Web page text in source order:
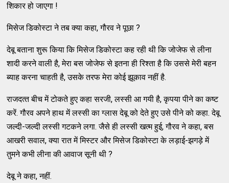
शिकार हो जाएगा !
मिसेज डिकोस्‍टा ने तब क्‍या कहा, गौरव ने पूछा ?
देबू बताना शुरू किया कि मिसेज डिकोस्‍टा कह रही थी कि जोजेफ से लीना
शादी करने वाली है, मेरा बस जोजेफ से इतना ही रिश्‍ता है कि उससे मेरी बहन
ब्‍याह करना चाहती है, उसके तरफ मेरा कोई झूकाव नहीं है.
राजदत्‍त बीच में टोकते हुए कहा सरजी, लस्‍सी आ गयी है, कृपया पीने का कष्‍ट
करें. गौरव अपने हाथ में लस्‍सी का ग्‍लास देबू को देते हुए उसे पीने को कहा. देबू
जल्‍दी-जल्‍दी लस्‍सी गटकने लगा. जैसे ही लस्‍सी खत्‍म हुई, गौरव ने कहा, बस
आखरी सवाल, क्‍या रात में मिस्‍टर और मिसेज डिकोस्‍टा के लड़ाई-झगड़े में
तुमने कभी लीना की आवाज सूनी थी ?
देबू ने कहा, नहीं.